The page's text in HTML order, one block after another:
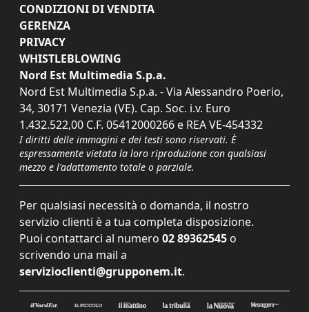
CONDIZIONI DI VENDITA
GERENZA
PRIVACY
WHISTLEBLOWING
Nord Est Multimedia S.p.a.
Nord Est Multimedia S.p.a. - Via Alessandro Poerio,
34, 30171 Venezia (VE). Cap. Soc. i.v. Euro
1.432.522,00 C.F. 05412000266 e REA VE-454332
I diritti delle immagini e dei testi sono riservati. È
espressamente vietata la loro riproduzione con qualsiasi
mezzo e l'adattamento totale o parziale.
Per qualsiasi necessità o domanda, il nostro
servizio clienti è a tua completa disposizione.
Puoi contattarci al numero 02 89362545 o
scrivendo una mail a
servizioclienti@grupponem.it.